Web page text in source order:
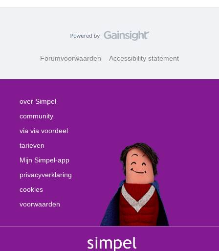
Forumvoorwaarden Accessibility statement
over Simpel
community
via via voordeel
tarieven
Mijn Simpel-app
privacyverklaring
cookies
voorwaarden